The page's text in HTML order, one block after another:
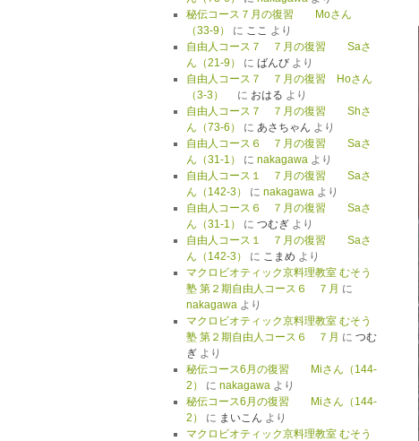
秘伝コース７月の復習 Moさん
（33-9）
に ここ より
自由人コース７ ７月の復習 Saさ
ん（21-9）
に ばんびより
自由人コース７ ７月の復習 Hoさん
（3-3）
に おはる より
自由人コース７ ７月の復習 Shさ
ん（73-6）
に あさちゃん より
自由人コース６ ７月の復習 Saさ
ん（31-1）
に nakagawaより
自由人コース１ ７月の復習 Saさ
ん（142-3）
に nakagawaより
自由人コース６ ７月の復習 Saさ
ん（31-1）
に つむぎより
自由人コース１ ７月の復習 Saさ
ん（142-3）
に こまめ より
マクロビオティック京料理教室 むそう
塾 第２期自由人コース６ ７月 に
nakagawaより
マクロビオティック京料理教室 むそう
塾 第２期自由人コース６ ７月 に つむ
ぎより
秘伝コース6月の復習 Miさん（144-
2）
に nakagawaより
秘伝コース6月の復習 Miさん（144-
2）
に まいこん より
マクロビオティック京料理教室 むそう